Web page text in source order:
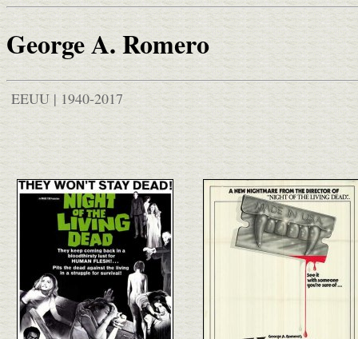
George A. Romero
EEUU | 1940-2017